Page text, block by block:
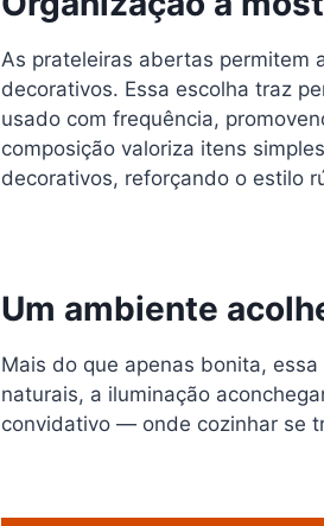
As prateleiras abertas permitem
decorativos. Essa escolha traz
usado com frequência,
composição valoriza itens
decorativos, reforçando o estilo
Um ambiente
Mais do que apenas bonita,
naturais, a iluminação
convidativo — onde cozinhar se